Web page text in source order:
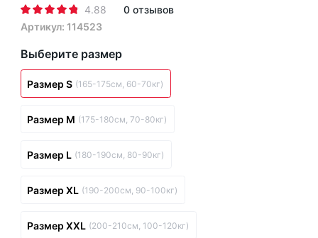
4.88
0 отзывов
Артикул: 114523
Выберите размер
Размер S (165-175см, 60-70кг)
Размер M (175-180см, 70-80кг)
Размер L (180-190см, 80-90кг)
Размер XL (190-200см, 90-100кг)
Размер XXL (200-210см, 100-120кг)